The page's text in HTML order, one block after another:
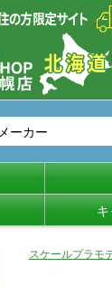
メーカー
スケールプラモ